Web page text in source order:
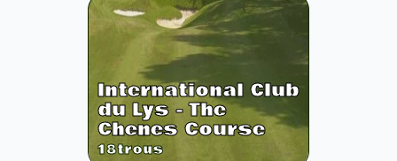
International Club
du Lys - The
Chenes Course
18trous